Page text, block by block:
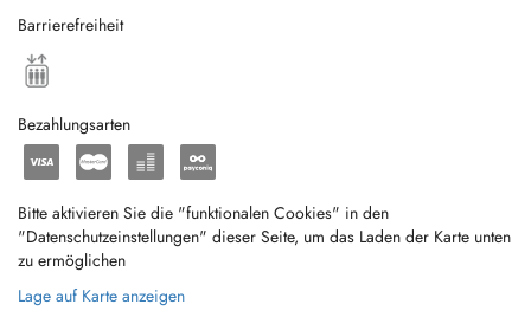
Barrierefreiheit
Bezahlungsarten
Bitte aktivieren Sie die "funktionalen Cookies" in den
"Datenschutzeinstellungen" dieser Seite, um das Laden der Karte unten
zu ermöglichen
Lage auf Karte anzeigen